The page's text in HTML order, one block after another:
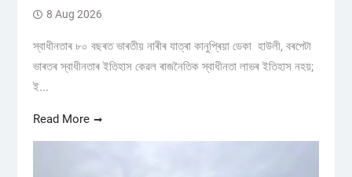
8 Aug 2026
স্বাধীনতাৰ ৮০ বছৰত ভাৰতীয় নাৰীৰ যাত্ৰা কানুপ্ৰিয়া ডেকা হাউলী, বৰপেটা
ভাৰতৰ স্বাধীনতাৰ ইতিহাস কেৱল ৰাজনৈতিক স্বাধীনতা লাভৰ ইতিহাস নহয়;
ই...
Read More